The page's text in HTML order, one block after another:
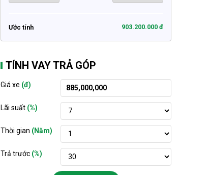
Ước tính 903.200.000 đ
TÍNH VAY TRẢ GÓP
Giá xe (đ)
Lãi suất (%)
Thời gian (Năm)
Trả trước (%)